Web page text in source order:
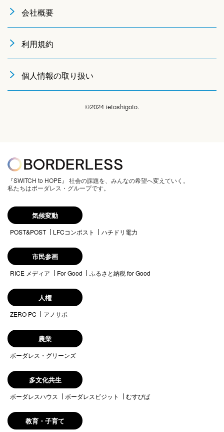
会社概要
利用規約
個人情報の取り扱い
©2024 ietoshigoto.
『SWITCH to HOPE』 社会の課題を、みんなの希望へ変えていく。
私たちはボーダレス・グループです。
気候変動
POST&POST LFCコンポスト ハチドリ電力
市民参画
RICE メディア For Good ふるさと納税 for Good
人権
ZERO PC アノサポ
農業
ボーダレス・グリーンズ
多文化共生
ボーダレスハウス ボーダレスビジット むすびば
教育・子育て